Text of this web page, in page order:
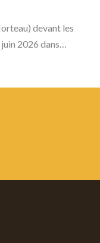
devant les
2026 dans…